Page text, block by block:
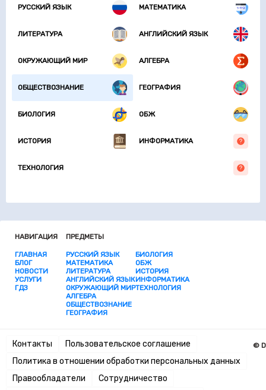
РУССКИЙ ЯЗЫК МАТЕМАТИКА
ЛИТЕРАТУРА АНГЛИЙСКИЙ ЯЗЫК
ОКРУЖАЮЩИЙ МИР АЛГЕБРА
ОБЩЕСТВОЗНАНИЕ ГЕОГРАФИЯ
БИОЛОГИЯ ОБЖ
ИСТОРИЯ ИНФОРМАТИКА
ТЕХНОЛОГИЯ
НАВИГАЦИЯ
ГЛАВНАЯ
БЛОГ
НОВОСТИ
УСЛУГИ
ГДЗ
ПРЕДМЕТЫ
РУССКИЙ ЯЗЫК
МАТЕМАТИКА
ЛИТЕРАТУРА
АНГЛИЙСКИЙ ЯЗЫК
ОКРУЖАЮЩИЙ МИР
АЛГЕБРА
ОБЩЕСТВОЗНАНИЕ
ГЕОГРАФИЯ
БИОЛОГИЯ
ОБЖ
ИСТОРИЯ
ИНФОРМАТИКА
ТЕХНОЛОГИЯ
Контакты
Пользовательское соглашение
Политика в отношении обработки персональных данных
Правообладатели
Сотрудничество
©